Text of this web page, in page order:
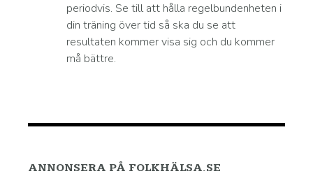
periodvis. Se till att hålla regelbundenheten i
din träning över tid så ska du se att
resultaten kommer visa sig och du kommer
må bättre.
ANNONSERA PÅ FOLKHÄLSA.SE